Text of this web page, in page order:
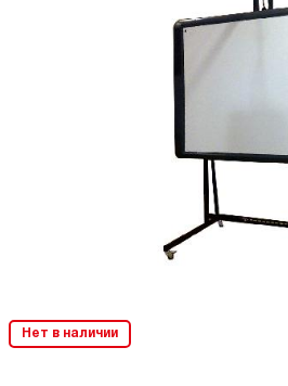
Нет в наличии